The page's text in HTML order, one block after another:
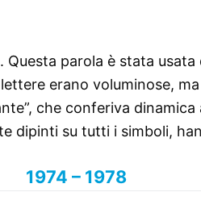
Questa parola è stata
erano voluminose,
che conferiva
dipinti su tutti i simboli,
1974 – 1978